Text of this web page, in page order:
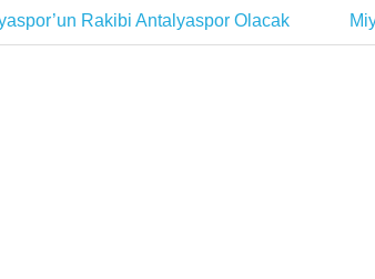
Rakibi Antalyaspor Olacak